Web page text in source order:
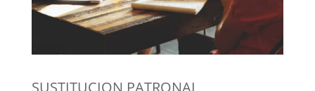
SUSTITUCION PATRONAL